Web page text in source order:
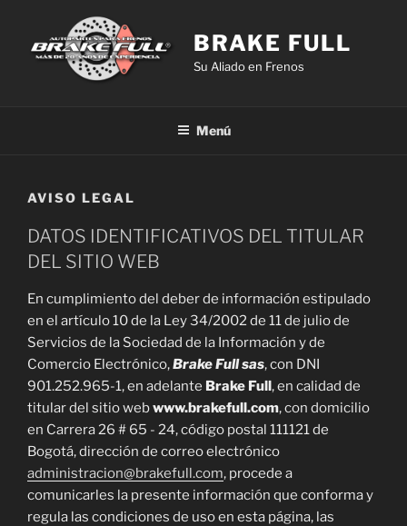
contenido
BRAKE FULL
Su Aliado en Frenos
Menú
AVISO LEGAL
DATOS IDENTIFICATIVOS DEL TITULAR
DEL SITIO WEB
En cumplimiento del deber de información estipulado
en el artículo 10 de la Ley 34/2002 de 11 de julio de
Servicios de la Sociedad de la Información y de
Comercio Electrónico,Brake Full sas, con DNI
901.252.965-1, en adelante Brake Full, en calidad de
titular del sitio webwww.brakefull.com, con domicilio
en Carrera 26 # 65 - 24, código postal 111121 de
Bogotá, dirección de correo electrónico
administracion@brakefull.com, procede a
comunicarles la presente información que conforma y
regula las condiciones de uso en esta página, las